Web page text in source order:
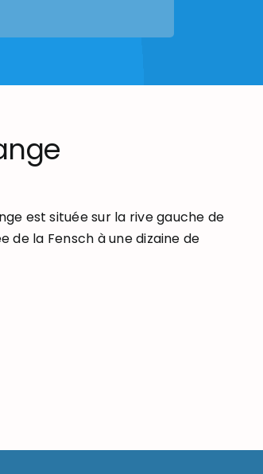
est située sur la rive gauche de
de la Fensch à une dizaine de